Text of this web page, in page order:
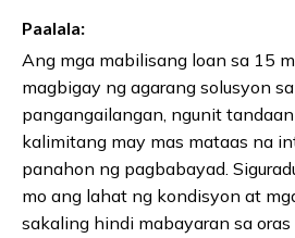
Paalala:
Ang mga mabilisang loan sa 15
magbigay ng agarang solusyon
pangangailangan, ngunit
kalimitang may mas mataas na
panahon ng pagbabayad.
mo ang lahat ng kondisyon at
sakaling hindi mabayaran sa